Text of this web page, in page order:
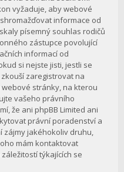
vyžaduje, aby webové
informace od
písemný souhlas rodičů
zástupce povolující
informací od
si nejste jisti, jestli se
zaregistrovat na
stránky, na kterou
vašeho právního
že ani phpBB Limited ani
právní poradenství a
zájmy jakéhokoliv druhu,
mám kontaktovat
týkajících se